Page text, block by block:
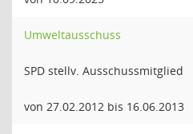
Umweltausschuss
SPD stellv. Ausschussmitglied
von 27.02.2012 bis 16.06.2013